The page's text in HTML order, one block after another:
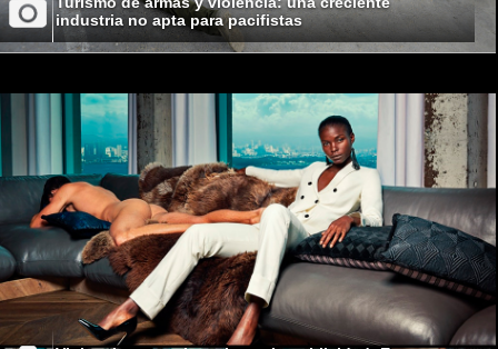
industria no apta para pacifistas